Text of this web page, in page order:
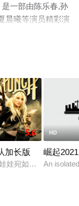
一部由陈乐春,孙
晨曦等演员精彩演
删减完整版电影
5.0
加长版
娃宛如一只时刻会受
HD
崛起2021
An